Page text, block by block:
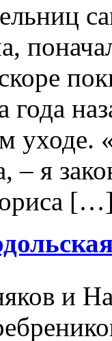
года
уходе.
– я
и